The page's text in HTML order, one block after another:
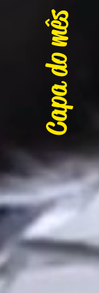
Capa do mês